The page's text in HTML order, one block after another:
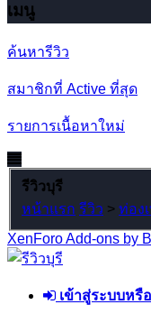
เมนู
ค้นหารีวิว
สมาชิกที่ Active ที่สุด
รายการเนื้อหาใหม่
รีวิวบุรี
หน้าแรก รีวิว > ท่อง
XenForo Add-ons by
เข้าสู่ระบบหรื